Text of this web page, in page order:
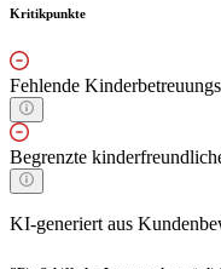
Kritikpunkte
Fehlende
Begrenzte
KI-generiert aus